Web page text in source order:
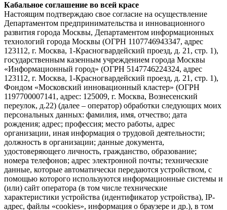
Кабальное соглашение во всей красе
Настоящим подтверждаю свое согласие на осуществление
Департаментом предпринимательства и инновационного
развития города Москвы, Департаментом информационных
технологий города Москвы (ОГРН 1107746943347, адрес
123112, г. Москва, 1-Красногвардейский проезд, д. 21, стр. 1),
государственным казенным учреждением города Москвы
«Информационный город» (ОГРН 5147746224324, адрес
123112, г. Москва, 1-Красногвардейский проезд, д. 21, стр. 1),
Фондом «Московский инновационный кластер» (ОГРН
1197700007141, адрес: 125009, г. Москва, Вознесенский
переулок, д.22) (далее – оператор) обработки следующих моих
персональных данных: фамилия, имя, отчество; дата
рождения; адрес; профессия; место работы, адрес
организации, иная информация о трудовой деятельности;
должность в организации; данные документа,
удостоверяющего личность, гражданство, образование;
номера телефонов; адрес электронной почты; технические
данные, которые автоматически передаются устройством, с
помощью которого используются информационные системы и
(или) сайт оператора (в том числе технические
характеристики устройства (идентификатор устройства), IP-
адрес, файлы «cookies», информация о браузере и др.), в том